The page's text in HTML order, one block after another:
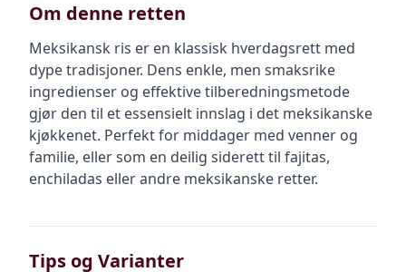
Om denne retten
Meksikansk ris er en klassisk hverdagsrett med
dype tradisjoner. Dens enkle, men smaksrike
ingredienser og effektive tilberedningsmetode
gjør den til et essensielt innslag i det meksikanske
kjøkkenet. Perfekt for middager med venner og
familie, eller som en deilig siderett til fajitas,
enchiladas eller andre meksikanske retter.
Tips og Varianter